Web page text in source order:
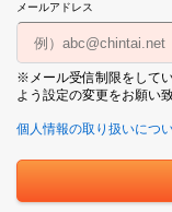
メールアドレス
※メール受信制限をして
よう設定の変更をお願い
個人情報の取り扱いにつ